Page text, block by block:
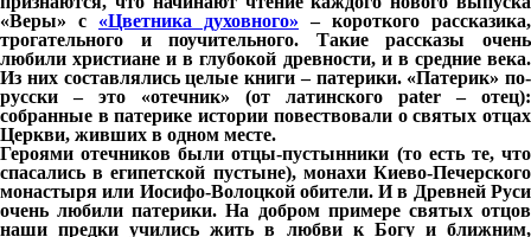
«Веры» с «Цветника духовного» – короткого рассказика,
трогательного и поучительного. Такие рассказы очень
любили христиане и в глубокой древности, и в средние века.
Из них составлялись целые книги – патерики. «Патерик» по-
русски – это «отечник» (от латинского pater – отец):
собранные в патерике истории повествовали о святых отцах
Церкви, живших в одном месте.
Героями отечников были отцы-пустынники (то есть те, что
спасались в египетской пустыне), монахи Киево-Печерского
монастыря или Иосифо-Волоцкой обители. И в Древней Руси
очень любили патерики. На добром примере святых отцов
наши предки учились жить в любви к Богу и ближним,